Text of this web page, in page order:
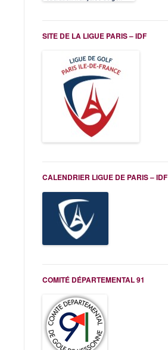
SITE DE LA LIGUE PARIS – IDF
CALENDRIER LIGUE DE PARIS – IDF
COMITÉ DÉPARTEMENTAL 91